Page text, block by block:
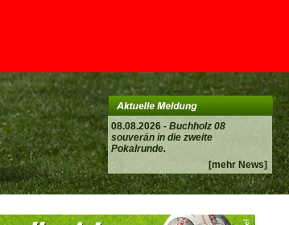
08.08.2026 - Buchholz 08
souverän in die zweite
Pokalrunde.
[mehr News]